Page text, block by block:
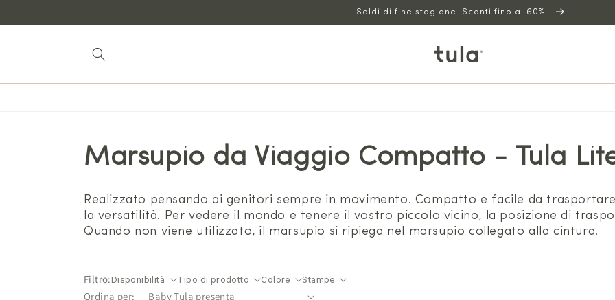
contenuto
Saldi di fine stagione. Sconti fino al 60%.
Marsupio da Viaggio Compatto - Tula
Realizzato pensando ai genitori sempre in movimento. Compatto e facile da
la versatilità. Per vedere il mondo e tenere il vostro piccolo vicino, la posizione di
Quando non viene utilizzato, il marsupio si ripiega nel marsupio collegato alla cintura.
Filtro: Disponibilità Tipo di prodotto Colore Stampe
Ordina per: